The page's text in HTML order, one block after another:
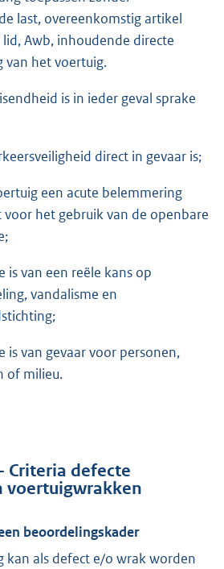
last, overeenkomstig artikel
lid, Awb, inhoudende directe
van het voertuig.
is in ieder geval sprake
direct in gevaar is;
een acute belemmering
het gebruik van de openbare
is van een reële kans op
vandalisme en
is van gevaar voor personen,
of milieu.
Criteria defecte
voertuigwrakken
beoordelingskader
kan als defect e/o wrak worden